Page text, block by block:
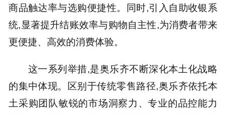
商品触达率与选购便捷性。同时,引入自助收银系
统,显著提升结账效率与购物自主性,为消费者带来
更便捷、高效的消费体验。
这一系列举措,是奥乐齐不断深化本土化战略
的集中体现。区别于传统零售路径,奥乐齐依托本
土采购团队敏锐的市场洞察力、专业的品控能力